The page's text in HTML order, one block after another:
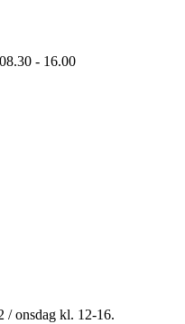
- 16.00
/ onsdag kl. 12-16.